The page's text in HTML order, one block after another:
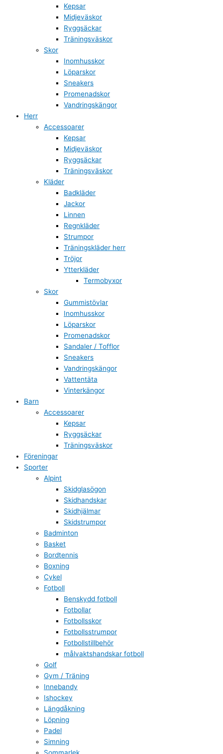
Kepsar
Midjeväskor
Ryggsäckar
Träningsväskor
Skor
Inomhusskor
Löparskor
Sneakers
Promenadskor
Vandringskängor
Herr
Accessoarer
Kepsar
Midjeväskor
Ryggsäckar
Träningsväskor
Kläder
Badkläder
Jackor
Linnen
Regnkläder
Strumpor
Träningskläder herr
Tröjor
Ytterkläder
Termobyxor
Skor
Gummistövlar
Inomhusskor
Löparskor
Promenadskor
Sandaler / Tofflor
Sneakers
Vandringskängor
Vattentäta
Vinterkängor
Barn
Accessoarer
Kepsar
Ryggsäckar
Träningsväskor
Föreningar
Sporter
Alpint
Skidglasögon
Skidhandskar
Skidhjälmar
Skidstrumpor
Badminton
Basket
Bordtennis
Boxning
Cykel
Fotboll
Benskydd fotboll
Fotbollar
Fotbollsskor
Fotbollsstrumpor
Fotbollstillbehör
målvaktshandskar fotboll
Golf
Gym / Träning
Innebandy
Ishockey
Längdåkning
Löpning
Padel
Simning